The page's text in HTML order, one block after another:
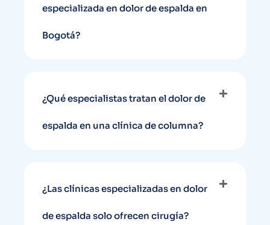
especializada en dolor de espalda en
Bogotá?
¿Qué especialistas tratan el dolor de
espalda en una clínica de columna?
¿Las clínicas especializadas en dolor
de espalda solo ofrecen cirugía?